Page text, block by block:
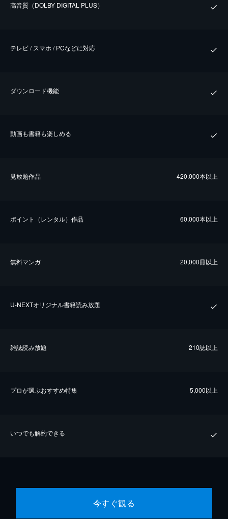
⾼⾳質（DOLBY DIGITAL PLUS）
テレビ / スマホ / PCなどに対応
ダウンロード機能
動画も書籍も楽しめる
⾒放題作品 420,000本以上
ポイント（レンタル）作品 60,000本以上
無料マンガ 20,000冊以上
U-NEXTオリジナル書籍読み放題
雑誌読み放題 210誌以上
プロが選ぶおすすめ特集 5,000以上
いつでも解約できる
今すぐ観る